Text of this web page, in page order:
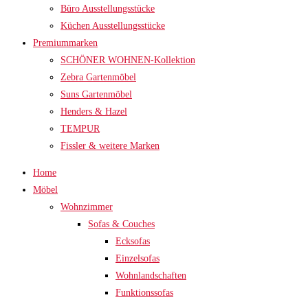
Büro Ausstellungsstücke
Küchen Ausstellungsstücke
Premiummarken
SCHÖNER WOHNEN-Kollektion
Zebra Gartenmöbel
Suns Gartenmöbel
Henders & Hazel
TEMPUR
Fissler & weitere Marken
Home
Möbel
Wohnzimmer
Sofas & Couches
Ecksofas
Einzelsofas
Wohnlandschaften
Funktionssofas